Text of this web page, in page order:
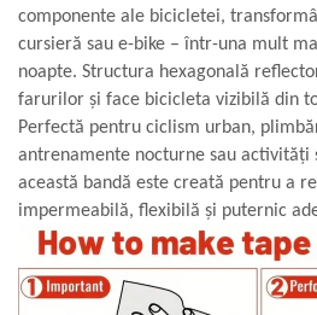
componente ale bicicletei,
cursieră sau e-bike – într-una mult
noapte. Structura hexagonală
farurilor și face bicicleta vizibilă din
Perfectă pentru ciclism urban,
antrenamente nocturne sau activități
această bandă este creată pentru a
impermeabilă, flexibilă și puternic